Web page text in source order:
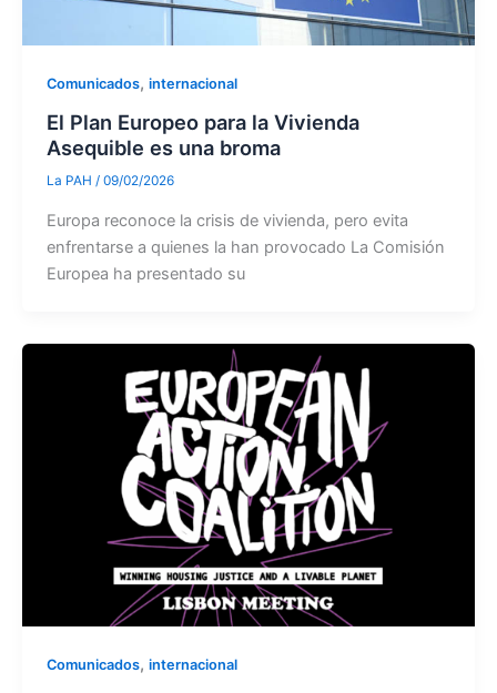
Comunicados, internacional
El Plan Europeo para la Vivienda
Asequible es una broma
La PAH / 09/02/2026
Europa reconoce la crisis de vivienda, pero evita
enfrentarse a quienes la han provocado La Comisión
Europea ha presentado su
Comunicados, internacional